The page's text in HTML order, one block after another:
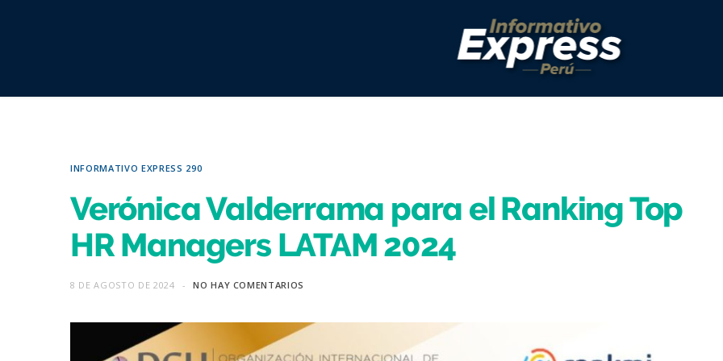
INFORMATIVO EXPRESS 290
Verónica Valderrama para el Ranking Top
HR Managers LATAM 2024
8 DE AGOSTO DE 2024 NO HAY COMENTARIOS